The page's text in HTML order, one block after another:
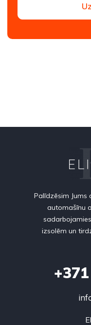
Palīdzēsim
automašīnu
izsolēm un
+371